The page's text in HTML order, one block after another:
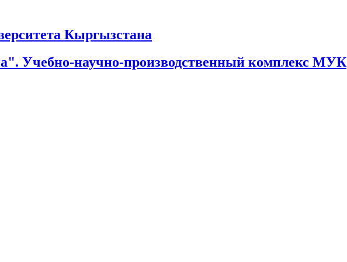
Кыргызстана
Учебно-научно-производственный комплекс МУК